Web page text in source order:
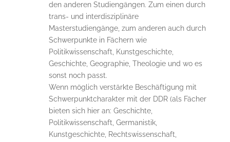
den anderen Studiengängen. Zum einen durch
trans- und interdisziplinäre
Masterstudiengänge, zum anderen auch durch
Schwerpunkte in Fächern wie
Politikwissenschaft, Kunstgeschichte,
Geschichte, Geographie, Theologie und wo es
sonst noch passt.
Wenn möglich verstärkte Beschäftigung mit
Schwerpunktcharakter mit der DDR (als Fächer
bieten sich hier an: Geschichte,
Politikwissenschaft, Germanistik,
Kunstgeschichte, Rechtswissenschaft,